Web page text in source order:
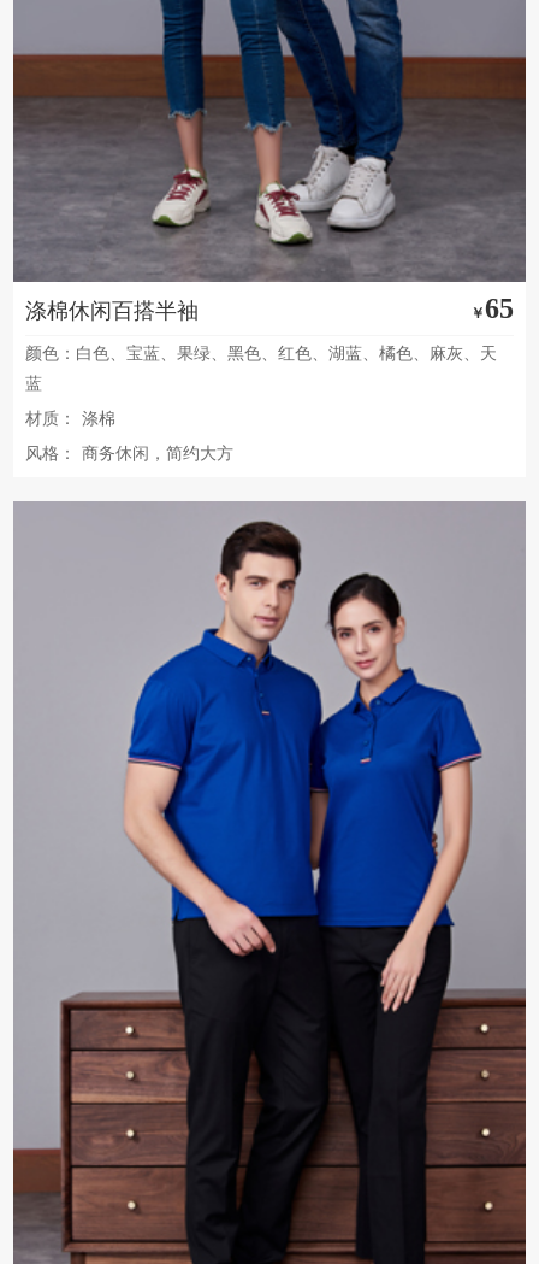
涤棉休闲百搭半袖 ￥65
颜色：白色、宝蓝、果绿、黑色、红色、湖蓝、橘色、麻灰、天
蓝
材质：
涤棉
风格：
商务休闲，简约大方